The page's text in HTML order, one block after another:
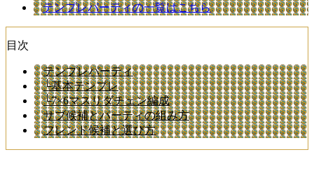
テンプレパーティの一覧はこちら
目次
テンプレパーティ
└基本テンプレ
└7×6マスリダチェン編成
サブ候補とパーティの組み方
フレンド候補と選び方